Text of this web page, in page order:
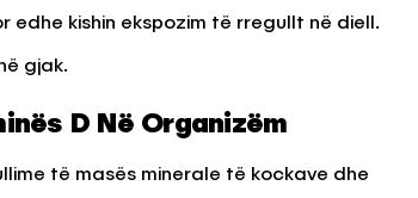
edhe kishin ekspozim të rregullt në diell.
gjak.
D Në Organizëm
të masës minerale të kockave dhe
Vijnë Nga Akulloret e
Vjetëruara